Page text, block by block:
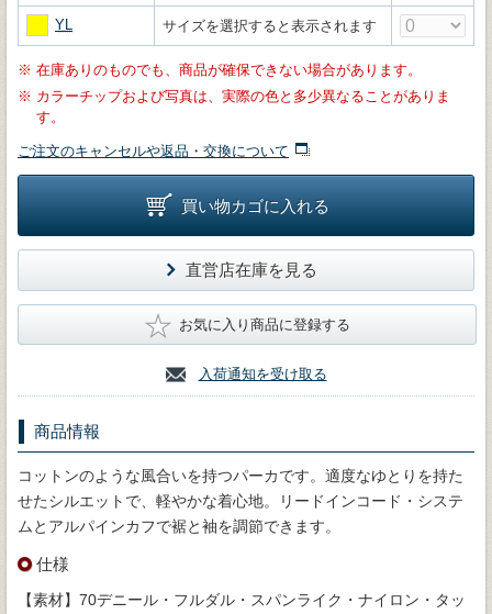
YL サイズを選択すると表示されます
※ 在庫ありのものでも、商品が確保できない場合があります。
※ カラーチップおよび写真は、実際の色と多少異なることがありま
す。
ご注文のキャンセルや返品・交換について
買い物カゴに入れる
直営店在庫を見る
★ お気に入り商品に登録する
入荷通知を受け取る
商品情報
コットンのような風合いを持つパーカです。適度なゆとりを持た
せたシルエットで、軽やかな着心地。リードインコード・システ
ムとアルパインカフで裾と袖を調節できます。
仕様
【素材】70デニール・フルダル・スパンライク・ナイロン・タッ